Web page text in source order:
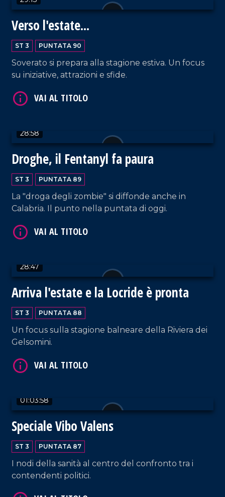
Verso l'estate...
ST 3 PUNTATA 90
Soverato si prepara alla stagione estiva. Un focus
su iniziative, attrazioni e sfide.
28:58
Droghe, il Fentanyl fa paura
ST 3 PUNTATA 89
La "droga degli zombie" si diffonde anche in
Calabria. Il punto nella puntata di oggi.
28:47
Arriva l'estate e la Locride è pronta
ST 3 PUNTATA 88
Un focus sulla stagione balneare della Riviera dei
Gelsomini.
01:03:58
Speciale Vibo Valens
ST 3 PUNTATA 87
I nodi della sanità al centro del confronto tra i
contendenti politici.
VAI AL TITOLO
VAI AL TITOLO
VAI AL TITOLO